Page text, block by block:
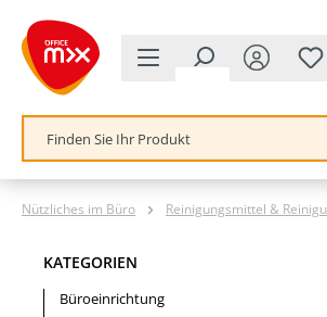
springen
Nützliches im Büro Reinigungsmittel &
KATEGORIEN
Büroeinrichtung